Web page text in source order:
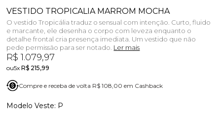
VESTIDO TROPICALIA MARROM MOCHA
O vestido Tropicália traduz o sensual com intenção. Curto, fluido
e marcante, ele desenha o corpo com leveza enquanto o
detalhe frontal cria presença imediata. Um vestido que não
pede permissão para ser notado. Ler mais
R$ 1.079,97
5xR$ 215,99
Compre e receba de volta R$ 108,00 em Cashback
P